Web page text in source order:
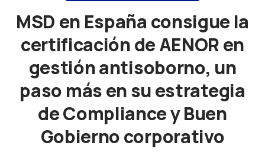
MSD en España consigue la
certificación de AENOR en
gestión antisoborno, un
paso más en su estrategia
de Compliance y Buen
Gobierno corporativo